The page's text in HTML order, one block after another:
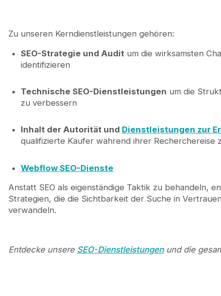
Zu unseren Kerndienstleistungen gehören:
SEO-Strategie und Audit um die wirksamsten
identifizieren
Technische SEO-Dienstleistungen um die
zu verbessern
Inhalt der Autorität und Dienstleistungen zur
qualifizierte Käufer während ihrer Recherchereise
Webflow SEO-Dienste
Anstatt SEO als eigenständige Taktik zu behandeln,
Strategien, die die Sichtbarkeit der Suche in
verwandeln.
Entdecke unsere SEO-Dienstleistungenund die